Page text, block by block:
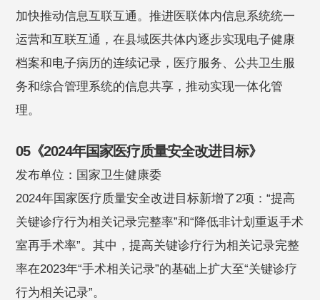
加快推动信息互联互通。推进医联体内信息系统统一
运营和互联互通，在县域医共体内逐步实现电子健康
档案和电子病历的连续记录，医疗服务、公共卫生服
务和综合管理系统的信息共享，推动实现一体化管
理。
05《2024年国家医疗质量安全改进目标》
发布单位：国家卫生健康委
2024年国家医疗质量安全改进目标新增了2项：“提高
关键诊疗行为相关记录完整率”和“降低非计划重返手术
室再手术率”。其中，提高关键诊疗行为相关记录完整
率在2023年“手术相关记录”的基础上扩大至“关键诊疗
行为相关记录”。